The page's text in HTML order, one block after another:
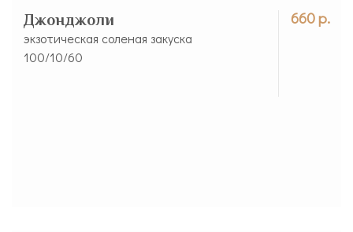
660 р.
Джонджоли
экзотическая соленая закуска
100/10/60